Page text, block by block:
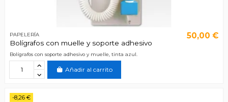
PAPELERÍA
Bolígrafos con muelle y soporte adhesivo
50,00 €
Bolígrafos con soporte adhesivo y muelle, tinta azul.
Añadir al carrito
-8,26 €